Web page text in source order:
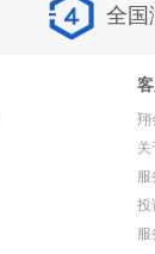
全国
翔
关
服
投
服